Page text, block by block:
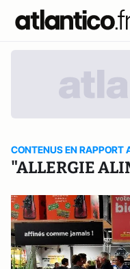
CONTENUS EN RAPPORT
"ALLERGIE